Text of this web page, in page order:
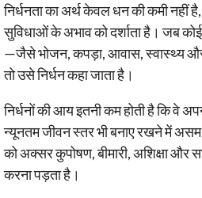
निर्धनता का अर्थ केवल धन की कमी
सुविधाओं के अभाव को दर्शाता है। जब
—जैसे भोजन, कपड़ा, आवास, स्वास्थ्य और
तो उसे निर्धन कहा जाता है।
निर्धनों की आय इतनी कम होती है कि वे
न्यूनतम जीवन स्तर भी बनाए रखने में
को अक्सर कुपोषण, बीमारी, अशिक्षा और
करना पड़ता है।